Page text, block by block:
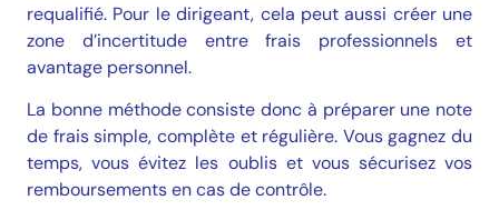
requalifié. Pour le dirigeant, cela peut aussi créer une
zone d’incertitude entre frais professionnels et
avantage personnel.
La bonne méthode consiste donc à préparer une note
de frais simple, complète et régulière. Vous gagnez du
temps, vous évitez les oublis et vous sécurisez vos
remboursements en cas de contrôle.